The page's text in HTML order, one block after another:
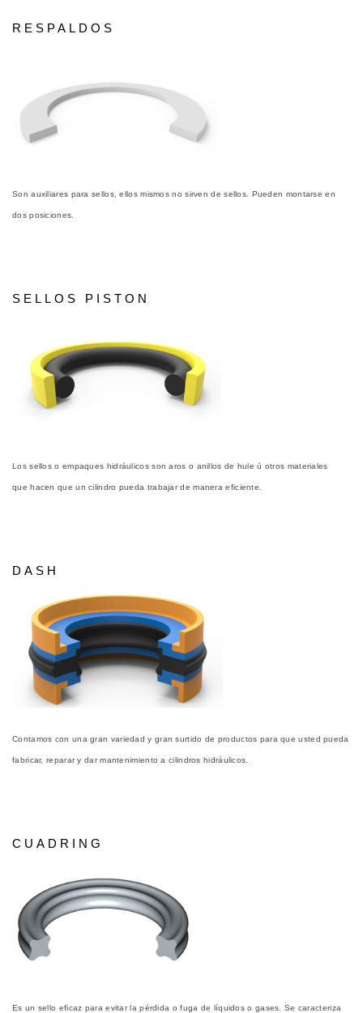
RESPALDOS
Son auxiliares para sellos, ellos mismos no sirven de sellos. Pueden montarse en
dos posiciones.
SELLOS PISTON
Los sellos o empaques hidráulicos son aros o anillos de hule ú otros materiales
que hacen que un cilindro pueda trabajar de manera eficiente.
DASH
Contamos con una gran variedad y gran surtido de productos para que usted pueda
fabricar, reparar y dar mantenimiento a cilindros hidráulicos.
CUADRING
Es un sello eficaz para evitar la pérdida o fuga de líquidos o gases. Se caracteriza